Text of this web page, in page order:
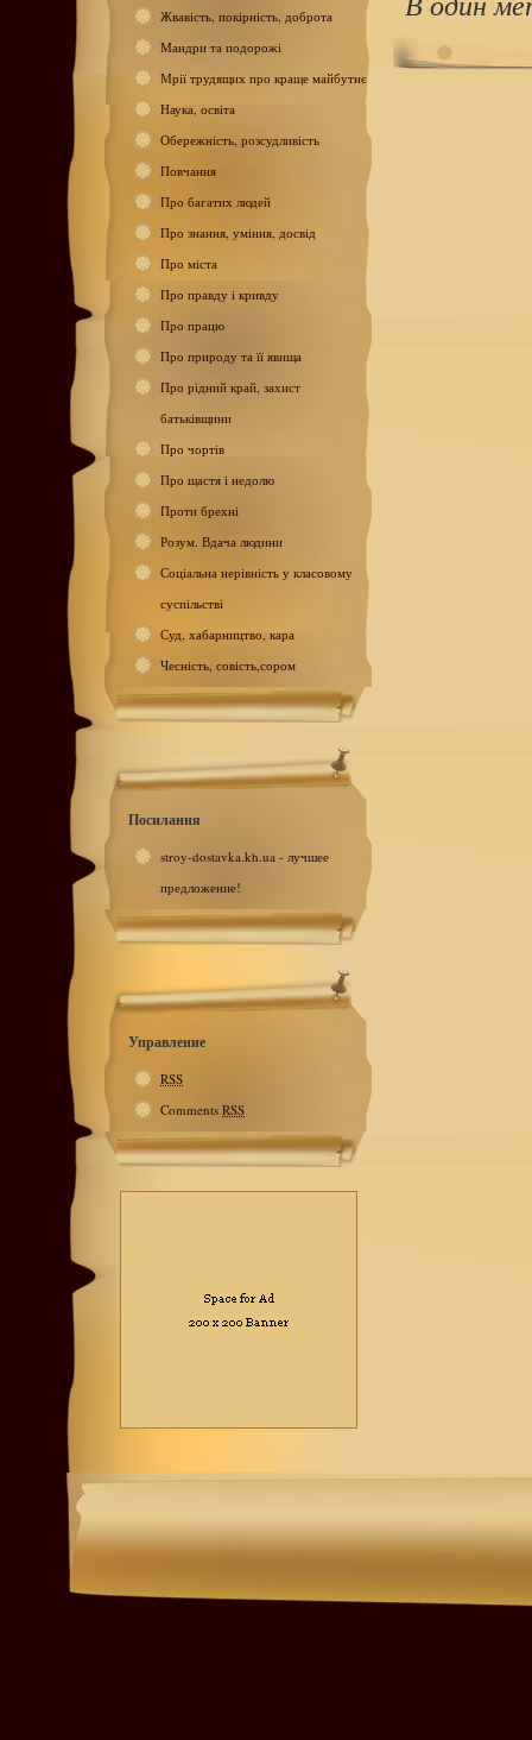
Жвавість, покірність, доброта
Мандри та подорожі
Мрії трудящих про краще майбутнє
Наука, освіта
Обережність, розсудливість
Повчання
Про багатих людей
Про знання, уміння, досвід
Про міста
Про правду і кривду
Про працю
Про природу та її явища
Про рідний край, захист
батьківщини
Про чортів
Про щастя і недолю
Проти брехні
Розум. Вдача людини
Соціальна нерівність у класовому
суспільстві
Суд, хабарництво, кара
Чесність, совість,сором
Посилання
stroy-dostavka.kh.ua - лучшее
предложение!
Управление
RSS
Comments RSS